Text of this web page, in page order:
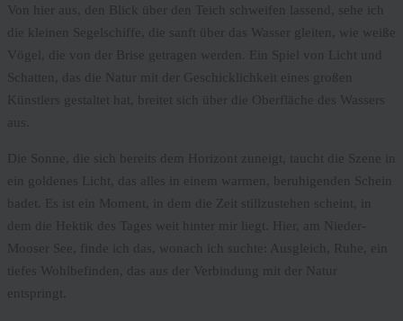
Von hier aus, den Blick über den Teich schweifen lassend, sehe ich
die kleinen Segelschiffe, die sanft über das Wasser gleiten, wie weiße
Vögel, die von der Brise getragen werden. Ein Spiel von Licht und
Schatten, das die Natur mit der Geschicklichkeit eines großen
Künstlers gestaltet hat, breitet sich über die Oberfläche des Wassers
aus.
Die Sonne, die sich bereits dem Horizont zuneigt, taucht die Szene in
ein goldenes Licht, das alles in einem warmen, beruhigenden Schein
badet. Es ist ein Moment, in dem die Zeit stillzustehen scheint, in
dem die Hektik des Tages weit hinter mir liegt. Hier, am Nieder-
Mooser See, finde ich das, wonach ich suchte: Ausgleich, Ruhe, ein
tiefes Wohlbefinden, das aus der Verbindung mit der Natur
entspringt.